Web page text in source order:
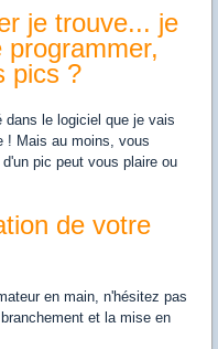
je trouve... je
pics ?
le logiciel que je vais
! Mais au moins, vous
pic peut vous plaire ou
de votre
en main, n'hésitez pas
et la mise en